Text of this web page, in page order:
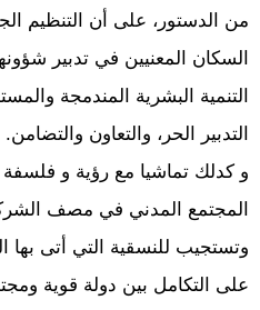
من الدستور، على أن التنظيم
السكان المعنيين في تدبير
التنمية البشرية المندمجة
التدبير الحر، والتعاون والتضامن.
و كدلك تماشيا مع رؤية و فلسفة
المجتمع المدني في مصف
وتستجيب للنسقية التي أتى بها
على التكامل بين دولة قوية